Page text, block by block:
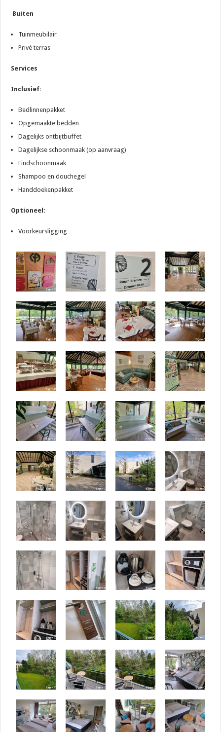
Buiten
Tuinmeubilair
Privé terras
Services
Inclusief:
Bedlinnenpakket
Opgemaakte bedden
Dagelijks ontbijtbuffet
Dagelijkse schoonmaak (op aanvraag)
Eindschoonmaak
Shampoo en douchegel
Handdoekenpakket
Optioneel:
Voorkeursligging